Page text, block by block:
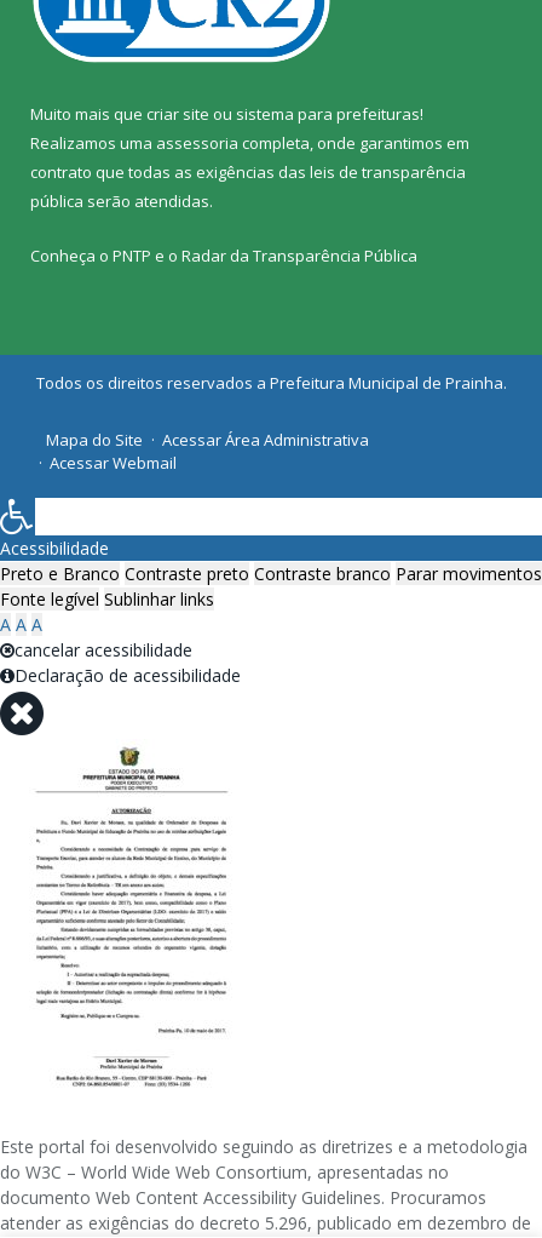
Muito mais que criar site ou sistema para prefeituras!
Realizamos uma assessoria completa, onde garantimos em
contrato que todas as exigências das leis de transparência
pública serão atendidas.
Conheça o PNTP e o Radar da Transparência Pública
Todos os direitos reservados a Prefeitura Municipal de Prainha.
Mapa do Site
Acessar Área Administrativa
Acessar Webmail
Acessibilidade
Preto e Branco Contraste preto Contraste branco Parar movimentos
Fonte legível Sublinhar links
A A A
cancelar acessibilidade
Declaração de acessibilidade
Este portal foi desenvolvido seguindo as diretrizes e a metodologia
do W3C – World Wide Web Consortium, apresentadas no
documento Web Content Accessibility Guidelines. Procuramos
atender as exigências do decreto 5.296, publicado em dezembro de